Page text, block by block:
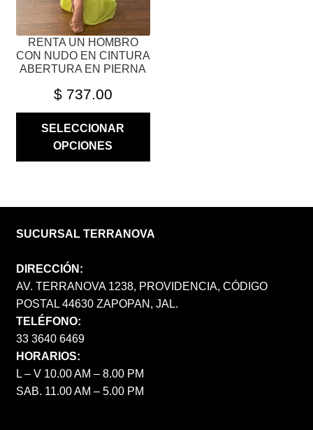
RENTA UN HOMBRO
CON NUDO EN CINTURA
ABERTURA EN PIERNA
$737.00
SELECCIONAR
OPCIONES
PÁGINA
DE
PRODUCTO
SUCURSAL TERRANOVA
DIRECCIÓN:
AV. TERRANOVA 1238, PROVIDENCIA, CÓDIGO
POSTAL 44630 ZAPOPAN, JAL.
TELÉFONO:
33 3640 6469
HORARIOS:
L – V 10.00 AM – 8.00 PM
SAB. 11.00 AM – 5.00 PM